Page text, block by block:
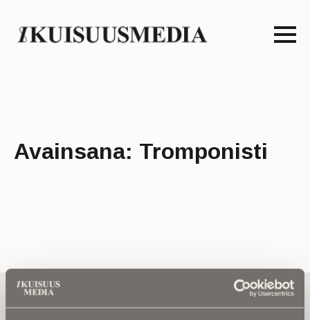
Avainsana: Tromponisti
Tilaa uutiskirje - Pääset heti parhaiden
artikkelien pariin!